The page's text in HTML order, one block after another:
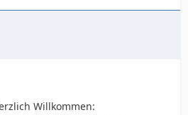
Willkommen: